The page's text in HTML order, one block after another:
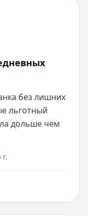
без лишних
льготный
дольше чем